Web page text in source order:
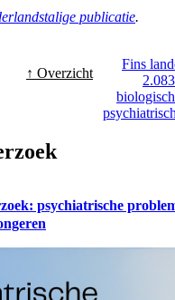
publicatie.
↑ Overzicht
Fins
psychiatrische